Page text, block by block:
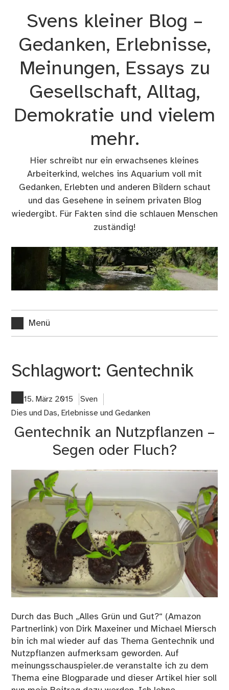
Svens kleiner Blog –
Gedanken, Erlebnisse,
Meinungen, Essays zu
Gesellschaft, Alltag,
Demokratie und vielem
mehr.
Hier schreibt nur ein erwachsenes kleines
Arbeiterkind, welches ins Aquarium voll mit
Gedanken, Erlebten und anderen Bildern schaut
und das Gesehene in seinem privaten Blog
wiedergibt. Für Fakten sind die schlauen Menschen
zuständig!
Menü
Schlagwort: Gentechnik
15. März 2015
Sven
Dies und Das, Erlebnisse und Gedanken
Gentechnik an Nutzpflanzen –
Segen oder Fluch?
Durch das Buch „Alles Grün und Gut?“ (Amazon
Partnerlink) von Dirk Maxeiner und Michael Miersch
bin ich mal wieder auf das Thema Gentechnik und
Nutzpflanzen aufmerksam geworden. Auf
meinungsschauspieler.de veranstalte ich zu dem
Thema eine Blogparade und dieser Artikel hier soll